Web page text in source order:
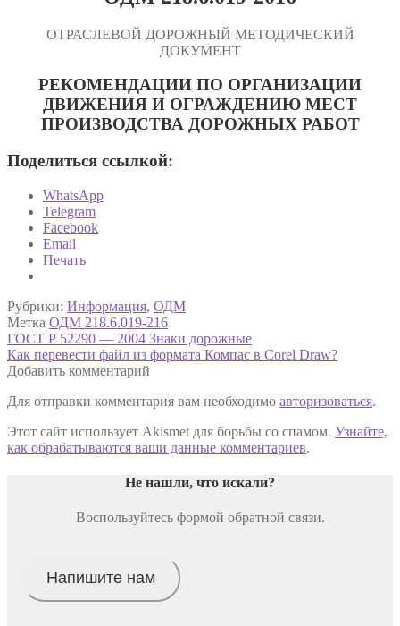
ОТРАСЛЕВОЙ ДОРОЖНЫЙ МЕТОДИЧЕСКИЙ
ДОКУМЕНТ
РЕКОМЕНДАЦИИ ПО ОРГАНИЗАЦИИ
ДВИЖЕНИЯ И ОГРАЖДЕНИЮ МЕСТ
ПРОИЗВОДСТВА ДОРОЖНЫХ РАБОТ
Поделиться ссылкой:
WhatsApp
Telegram
Facebook
Email
Печать
Рубрики: Информация, ОДМ
Метка ОДМ 218.6.019-216
Навигация
по
Предыдущая
запись:
ГОСТ Р 52290 — 2004 Знаки дорожные
Следующая
запись:
Как перевести файл из формата Компас в Corel Draw?
Добавить комментарий
Для отправки комментария вам необходимо авторизоваться.
Этот сайт использует Akismet для борьбы со спамом. Узнайте,
как обрабатываются ваши данные комментариев.
Не нашли, что искали?
Воспользуйтесь формой обратной связи.
Напишите нам